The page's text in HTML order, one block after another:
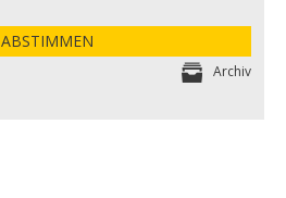
ABSTIMMEN
Archiv